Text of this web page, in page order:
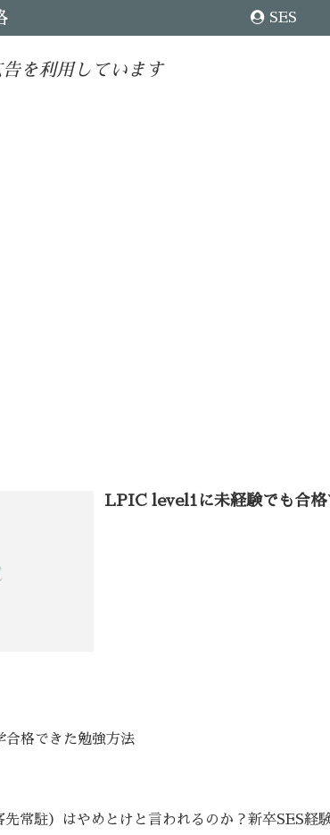
SES
を利用しています
LPIC level1に未経験でも合格
合格できた勉強方法
先常駐）はやめとけと言われるのか？新卒SES経